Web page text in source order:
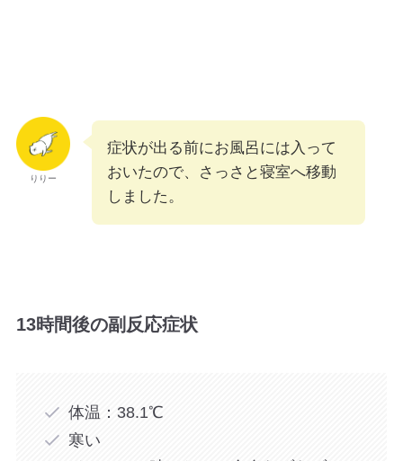
りりー
症状が出る前にお風呂には入って
おいたので、さっさと寝室へ移動
しました。
13時間後の副反応症状
体温：38.1℃
寒い